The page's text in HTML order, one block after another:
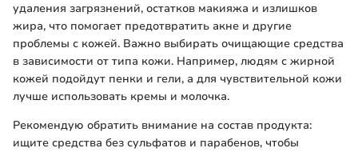
удаления загрязнений, остатков макияжа и излишков
жира, что помогает предотвратить акне и другие
проблемы с кожей. Важно выбирать очищающие средства
в зависимости от типа кожи. Например, людям с жирной
кожей подойдут пенки и гели, а для чувствительной кожи
лучше использовать кремы и молочка.
Рекомендую обратить внимание на состав продукта:
ищите средства без сульфатов и парабенов, чтобы